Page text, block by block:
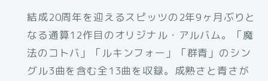
結成20周年を迎えるスピッツの2年9ヶ月ぶりと
なる通算12作目のオリジナル・アルバム。「魔
法のコトバ」「ルキンフォー」「群青」のシン
グル3曲を含む全13曲を収録。成熟さと青さが